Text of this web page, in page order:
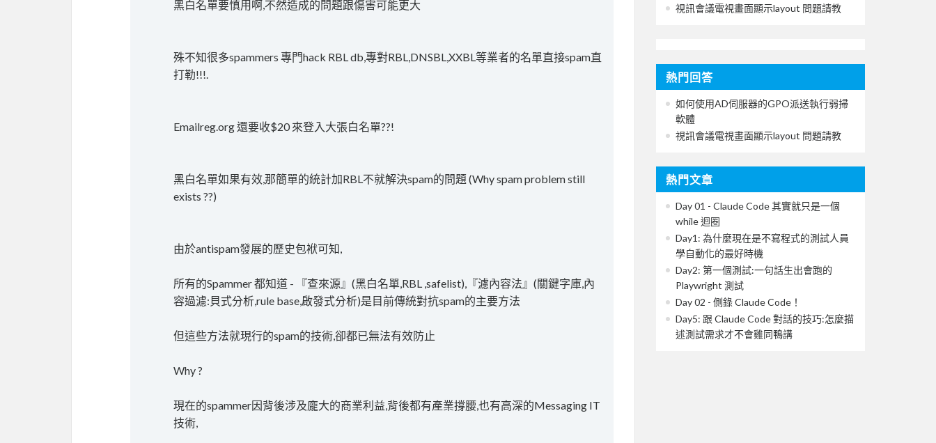
黑白名單要慎用啊,不然造成的問題跟傷害可能更大
殊不知很多spammers 專門hack RBL db,專對RBL,DNSBL,XXBL等業者的名單直接spam直
打勒!!!.
Emailreg.org 還要收$20 來登入大張白名單??!
黑白名單如果有效,那簡單的統計加RBL不就解決spam的問題 (Why spam problem still
exists ??)
由於antispam發展的歷史包袱可知,
所有的Spammer 都知道 - 『查來源』(黑白名單,RBL ,safelist),『濾內容法』(關鍵字庫,內
容過濾:貝式分析,rule base,啟發式分析)是目前傳統對抗spam的主要方法
但這些方法就現行的spam的技術,卻都已無法有效防止
Why ?
現在的spammer因背後涉及龐大的商業利益,背後都有產業撐腰,也有高深的Messaging IT
技術,
視訊會議電視畫面顯示layout 問題請教
熱門回答
如何使用AD伺服器的GPO派送執行弱掃
軟體
視訊會議電視畫面顯示layout 問題請教
熱門文章
Day 01 - Claude Code 其實就只是一個
while 迴圈
Day1: 為什麼現在是不寫程式的測試人員
學自動化的最好時機
Day2: 第一個測試:一句話生出會跑的
Playwright 測試
Day 02 - 側錄 Claude Code！
Day5: 跟 Claude Code 對話的技巧:怎麼描
述測試需求才不會雞同鴨講